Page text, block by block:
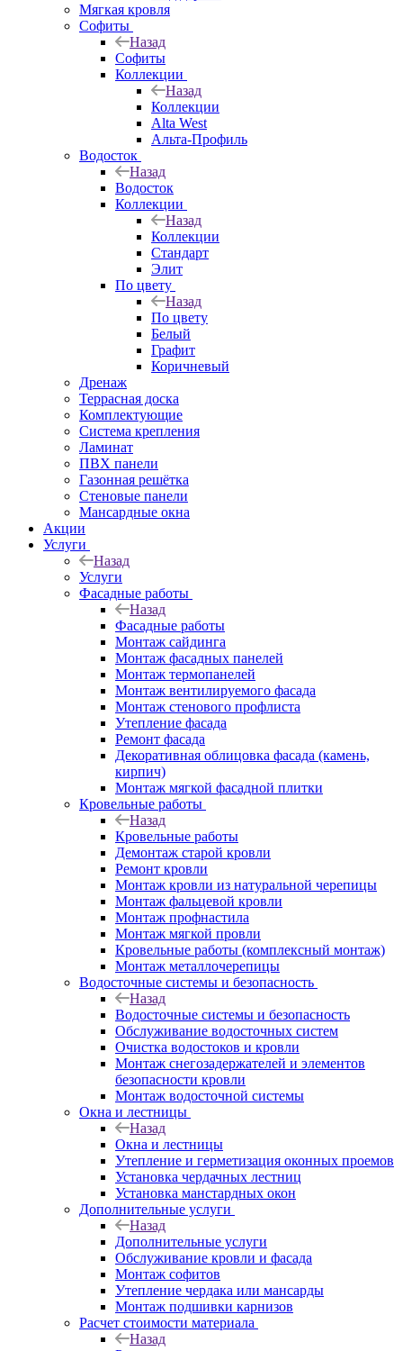
Мягкая кровля
Софиты
Назад
Софиты
Коллекции
Назад
Коллекции
Alta West
Альта-Профиль
Водосток
Назад
Водосток
Коллекции
Назад
Коллекции
Стандарт
Элит
По цвету
Назад
По цвету
Белый
Графит
Коричневый
Дренаж
Террасная доска
Комплектующие
Система крепления
Ламинат
ПВХ панели
Газонная решётка
Стеновые панели
Мансардные окна
Акции
Услуги
Назад
Услуги
Фасадные работы
Назад
Фасадные работы
Монтаж сайдинга
Монтаж фасадных панелей
Монтаж термопанелей
Монтаж вентилируемого фасада
Монтаж стенового профлиста
Утепление фасада
Ремонт фасада
Декоративная облицовка фасада (камень,
кирпич)
Монтаж мягкой фасадной плитки
Кровельные работы
Назад
Кровельные работы
Демонтаж старой кровли
Ремонт кровли
Монтаж кровли из натуральной черепицы
Монтаж фальцевой кровли
Монтаж профнастила
Монтаж мягкой провли
Кровельные работы (комплексный монтаж)
Монтаж металлочерепицы
Водосточные системы и безопасность
Назад
Водосточные системы и безопасность
Обслуживание водосточных систем
Очистка водостоков и кровли
Монтаж снегозадержателей и элементов
безопасности кровли
Монтаж водосточной системы
Окна и лестницы
Назад
Окна и лестницы
Утепление и герметизация оконных проемов
Установка чердачных лестниц
Установка манстардных окон
Дополнительные услуги
Назад
Дополнительные услуги
Обслуживание кровли и фасада
Монтаж софитов
Утепление чердака или мансарды
Монтаж подшивки карнизов
Расчет стоимости материала
Назад